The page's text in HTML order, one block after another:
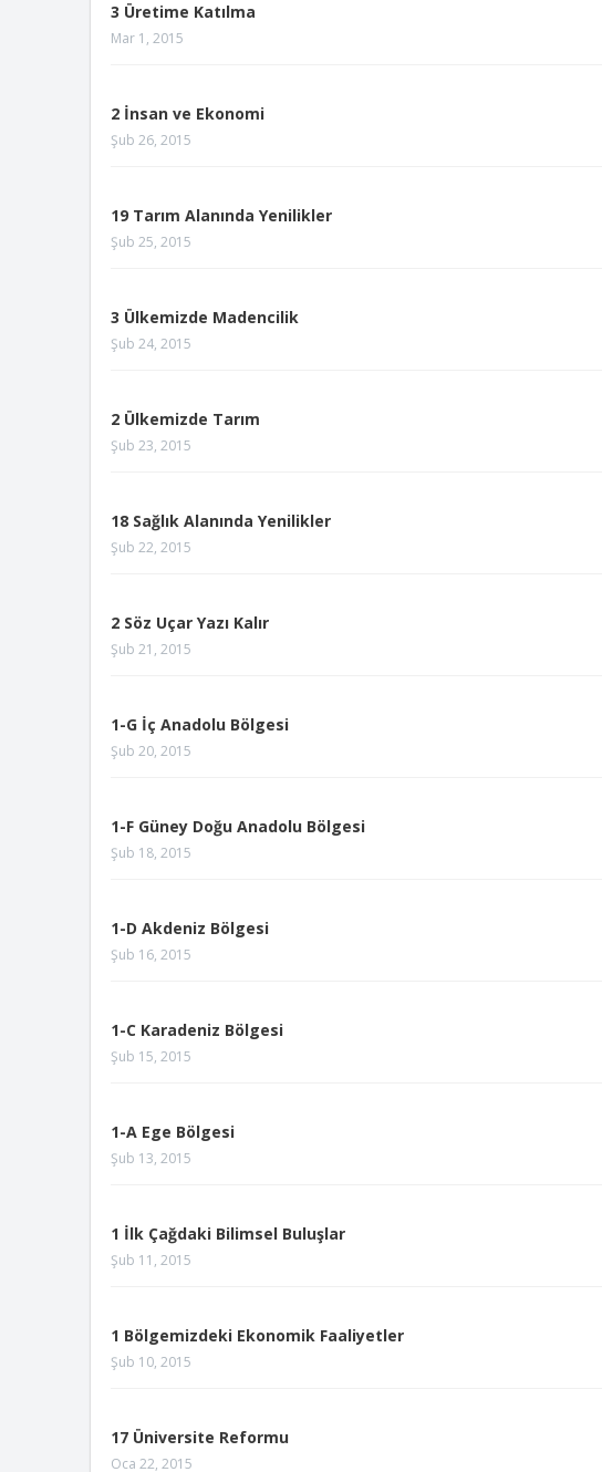
3 Üretime Katılma
Mar 1, 2015
2 İnsan ve Ekonomi
Şub 26, 2015
19 Tarım Alanında Yenilikler
Şub 25, 2015
3 Ülkemizde Madencilik
Şub 24, 2015
2 Ülkemizde Tarım
Şub 23, 2015
18 Sağlık Alanında Yenilikler
Şub 22, 2015
2 Söz Uçar Yazı Kalır
Şub 21, 2015
1-G İç Anadolu Bölgesi
Şub 20, 2015
1-F Güney Doğu Anadolu Bölgesi
Şub 18, 2015
1-D Akdeniz Bölgesi
Şub 16, 2015
1-C Karadeniz Bölgesi
Şub 15, 2015
1-A Ege Bölgesi
Şub 13, 2015
1 İlk Çağdaki Bilimsel Buluşlar
Şub 11, 2015
1 Bölgemizdeki Ekonomik Faaliyetler
Şub 10, 2015
17 Üniversite Reformu
Oca 22, 2015